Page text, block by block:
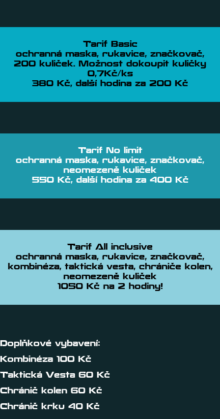
Tarif Basic
ochranná maska, rukavice, značkovač,
200 kuliček. Možnost dokoupit kuličky
0,7Kč/ks
380 Kč, další hodina za 200 Kč
Tarif No limit
ochranná maska, rukavice, značkovač,
neomezeně kuliček
550 Kč, další hodina za 400 Kč
Tarif All inclusive
ochranná maska, rukavice, značkovač,
kombinéza, taktická vesta, chrániče kolen,
neomezeně kuliček
1050 Kč na 2 hodiny!
Doplňkové vybavení:
Kombinéza 100 Kč
Taktická Vesta 60 Kč
Chránič kolen 60 Kč
Chránič krku 40 Kč